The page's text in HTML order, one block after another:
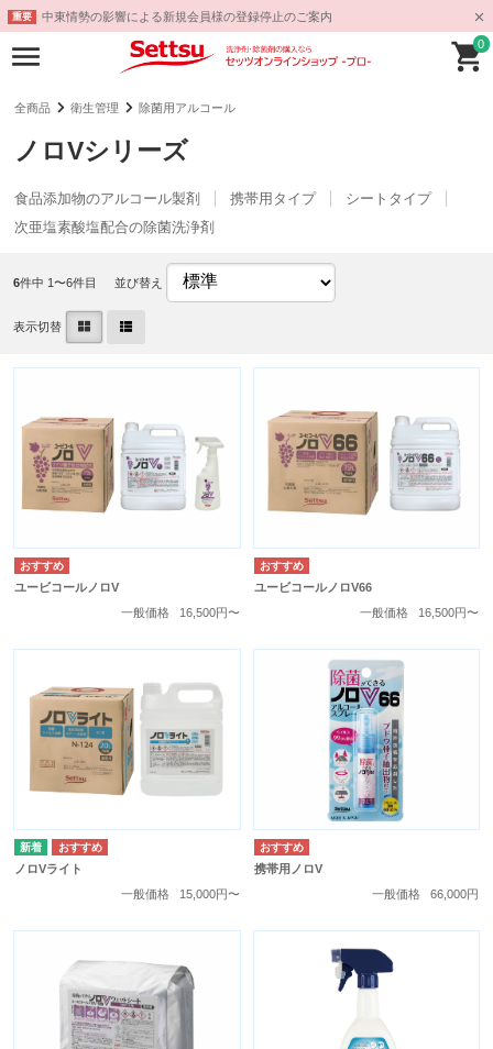
重要 中東情勢の影響による新規会員様の登録停止のご案内
0
全商品 衛生管理 除菌用アルコール
ノロVシリーズ
食品添加物のアルコール製剤 携帯用タイプ
シートタイプ
次亜塩素酸塩配合の除菌洗浄剤
6件中 1〜6件目 並び替え
表示切替
ユービコールノロV
一般価格
16,500円〜
ユービコールノロV66
一般価格
16,500円〜
ノロVライト
一般価格
15,000円〜
携帯用ノロV
一般価格
66,000円